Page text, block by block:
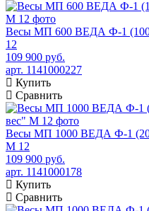
Весы МП 600 ВЕДА Ф-1
12
109 900 руб.
арт. 1141000227
Купить
Сравнить
Весы МП 1000 ВЕДА Ф-1
М 12
109 900 руб.
арт. 1141000178
Купить
Сравнить